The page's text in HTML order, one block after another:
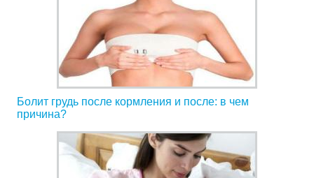
Болит грудь после кормления и после: в чем
причина?